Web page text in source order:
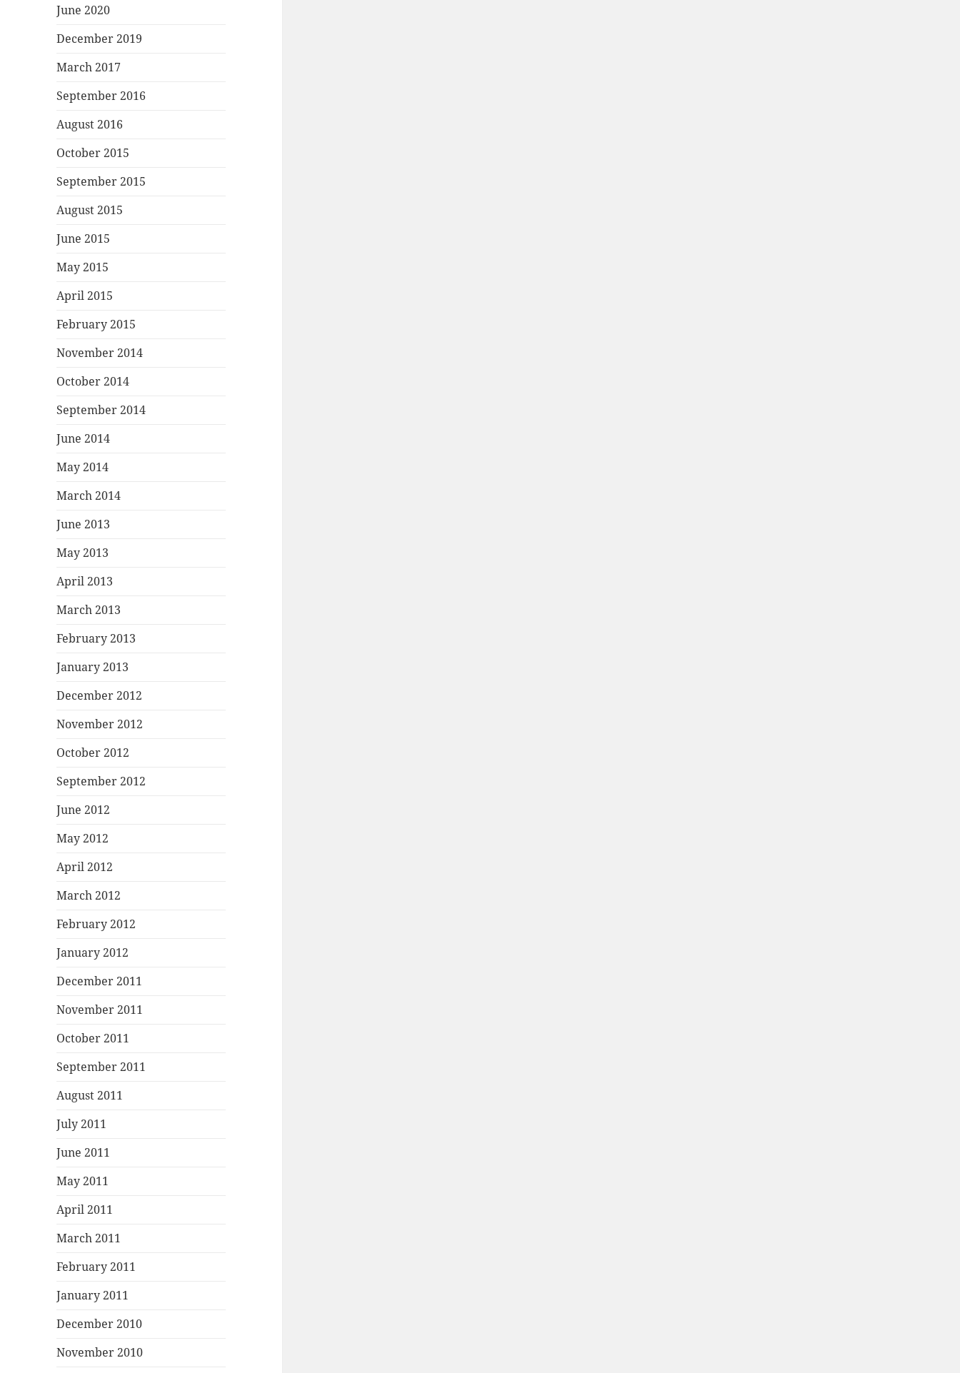
June 2020
December 2019
March 2017
September 2016
August 2016
October 2015
September 2015
August 2015
June 2015
May 2015
April 2015
February 2015
November 2014
October 2014
September 2014
June 2014
May 2014
March 2014
June 2013
May 2013
April 2013
March 2013
February 2013
January 2013
December 2012
November 2012
October 2012
September 2012
June 2012
May 2012
April 2012
March 2012
February 2012
January 2012
December 2011
November 2011
October 2011
September 2011
August 2011
July 2011
June 2011
May 2011
April 2011
March 2011
February 2011
January 2011
December 2010
November 2010